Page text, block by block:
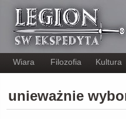
Wiara Filozofia Kultura
unieważnie